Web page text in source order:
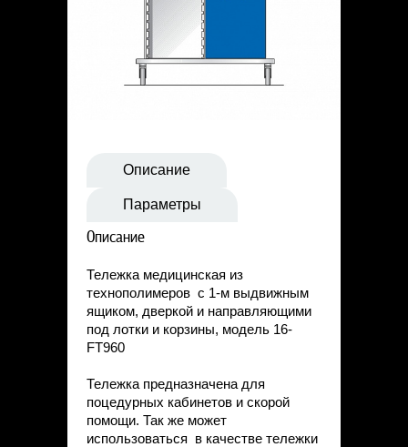
Статьи
Контакты
Описание
Параметры
Описание
Тележка медицинская из
технополимеров с 1-м выдвижным
ящиком, дверкой и направляющими
под лотки и корзины, модель 16-
FT960
Тележка предназначена для
поцедурных кабинетов и скорой
помощи. Так же может
использоваться в качестве тележки